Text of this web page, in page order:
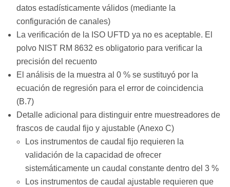
datos estadísticamente válidos (mediante la
configuración de canales)
La verificación de la ISO UFTD ya no es aceptable. El
polvo NIST RM 8632 es obligatorio para verificar la
precisión del recuento
El análisis de la muestra al 0 % se sustituyó por la
ecuación de regresión para el error de coincidencia
(B.7)
Detalle adicional para distinguir entre muestreadores de
frascos de caudal fijo y ajustable (Anexo C)
Los instrumentos de caudal fijo requieren la
validación de la capacidad de ofrecer
sistemáticamente un caudal constante dentro del 3 %
Los instrumentos de caudal ajustable requieren que